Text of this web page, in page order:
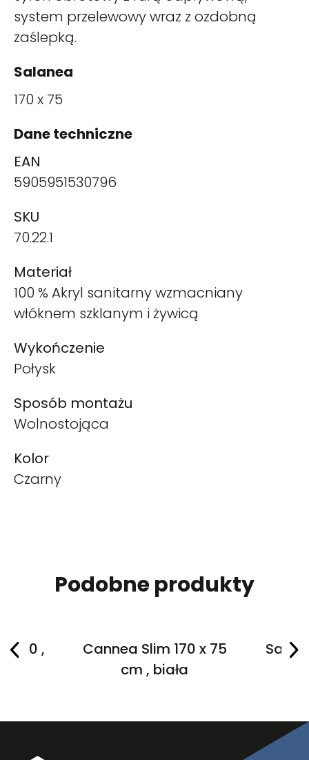
system przelewowy wraz z ozdobną
zaślepką.
Salanea
170 x 75
Dane techniczne
EAN
5905951530796
SKU
70.22.1
Materiał
100 % Akryl sanitarny wzmacniany
włóknem szklanym i żywicą
Wykończenie
Połysk
Sposób montażu
Wolnostojąca
Kolor
Czarny
Podobne produkty
x 80 ,
Cannea Slim 170 x 75
cm , biała